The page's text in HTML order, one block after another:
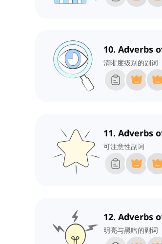
10. Adverbs
清晰度级别的副词
11. Adverbs
可注意性副词
12. Adverbs
明亮与黑暗的副词